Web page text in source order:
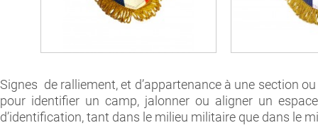
Signes de ralliement, et d’appartenance à une section
pour identifier un camp, jalonner ou aligner un
d’identification, tant dans le milieu militaire que dans le